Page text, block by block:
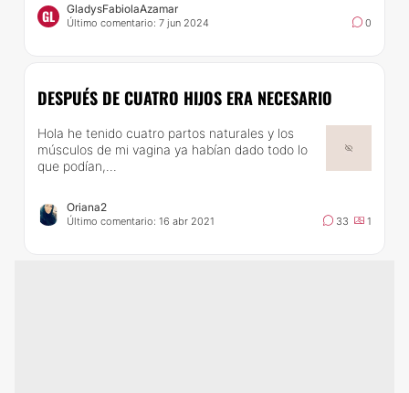
GL GladysFabiolaAzamar
Último comentario: 7 jun 2024 0
DESPUÉS DE CUATRO HIJOS ERA NECESARIO
Hola he tenido cuatro partos naturales y los
músculos de mi vagina ya habían dado todo lo
que podían,...
Oriana2
Último comentario: 16 abr 2021 33 1